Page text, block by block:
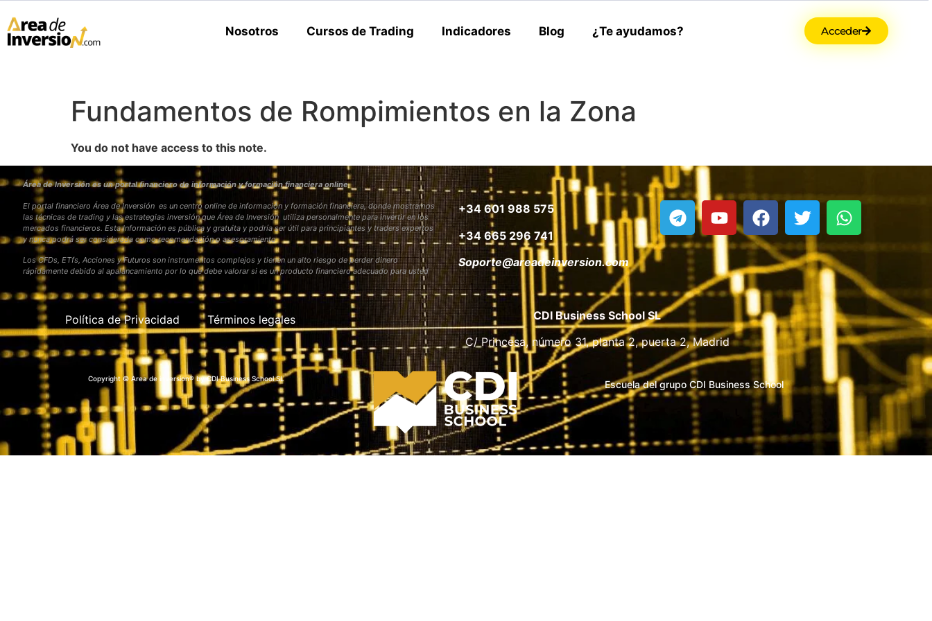
Nosotros Cursos de Trading Indicadores Blog ¿Te ayudamos? Acceder
Fundamentos de Rompimientos en la Zona
You do not have access to this note.
Área de Inversión es un portal financiero de información y formación financiera online
El portal financiero Área de Inversión es un centro online de información y formación financiera, donde mostramos
las técnicas de trading y las estrategias inversión que Área de Inversión utiliza personalmente para invertir en los
mercados financieros. Esta Información es pública y gratuita y podría ser útil para principiantes y traders expertos
y nunca podrá ser considerada como recomendación o asesoramiento
Los CFDs, ETfs, Acciones y Futuros son instrumentos complejos y tienen un alto riesgo de perder dinero
rápidamente debido al apalancamiento por lo que debe valorar si es un producto financiero adecuado para usted
+34 601 988 575
+34 665 296 741
Soporte@areadeinversion.com
Política de Privacidad Términos legales
CDI Business School SL
C/ Princesa, número 31, planta 2, puerta 2, Madrid
Copyright © Area de inversion® by CDI Business School SL Escuela del grupo CDI Business School